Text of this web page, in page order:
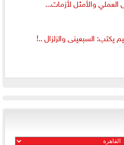
العملي والأمثل لأزمات...
يكتب: السبعينى والزلزال ..!